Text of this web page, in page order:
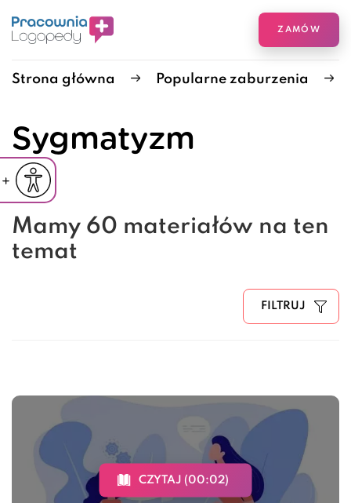
czcionkę
czcionka
Powiększ czcionkę
ZAMÓW
Strona główna Popularne zaburzenia
Sygmatyzm
Mamy 60 materiałów na ten
temat
FILTRUJ
CZYTAJ (00:02)